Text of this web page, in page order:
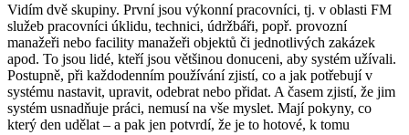
Vidím dvě skupiny. První jsou výkonní pracovníci, tj. v oblasti FM
služeb pracovníci úklidu, technici, údržbáři, popř. provozní
manažeři nebo facility manažeři objektů či jednotlivých zakázek
apod. To jsou lidé, kteří jsou většinou donuceni, aby systém užívali.
Postupně, při každodenním používání zjistí, co a jak potřebují v
systému nastavit, upravit, odebrat nebo přidat. A časem zjistí, že jim
systém usnadňuje práci, nemusí na vše myslet. Mají pokyny, co
který den udělat – a pak jen potvrdí, že je to hotové, k tomu